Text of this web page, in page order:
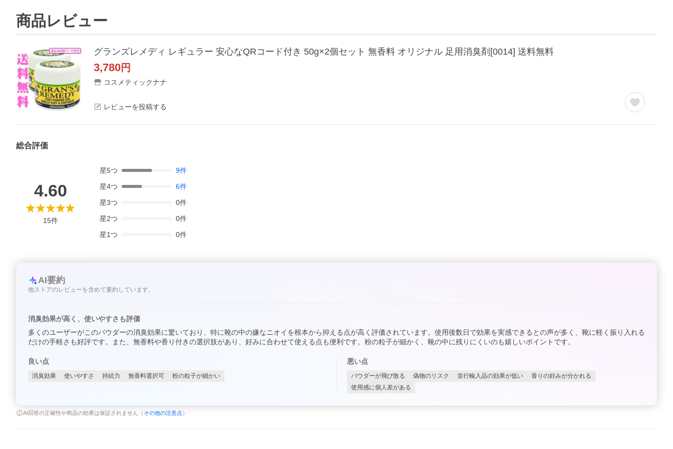
商品レビュー
グランズレメディ レギュラー 安心なQRコード付き 50g×2個セット 無香料 オリジナル 足用消臭剤[0014] 送料無料
3,780円
コスメティックナナ
レビューを投稿する
総合評価
4.60
15件
星5つ 9件
星4つ 6件
星3つ 0件
星2つ 0件
星1つ 0件
AI要約
他ストアのレビューを含めて要約しています。
消臭効果が高く、使いやすさも評価
多くのユーザーがこのパウダーの消臭効果に驚いており、特に靴の中の嫌なニオイを根本から抑える点が高く評価されています。使用後数日で効果を実感できるとの声が多く、靴に軽く振り入れる
だけの手軽さも好評です。また、無香料や香り付きの選択肢があり、好みに合わせて使える点も便利です。粉の粒子が細かく、靴の中に残りにくいのも嬉しいポイントです。
良い点
消臭効果 使いやすさ 持続力 無香料選択可 粉の粒子が細かい
悪い点
パウダーが飛び散る 偽物のリスク 並行輸入品の効果が低い
香りの好みが分かれる
使用感に個人差がある
AI回答の正確性や商品の効果は保証されません（ その他の注意点 ）